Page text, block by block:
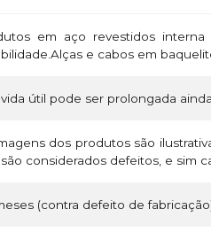
em aço revestidos
e cabos em
vida útil pode ser prolongada
dos produtos são
considerados defeitos, e sim
(contra defeito de